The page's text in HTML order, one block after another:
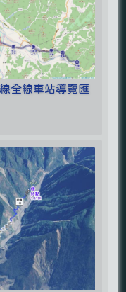
全線車站導覽匯